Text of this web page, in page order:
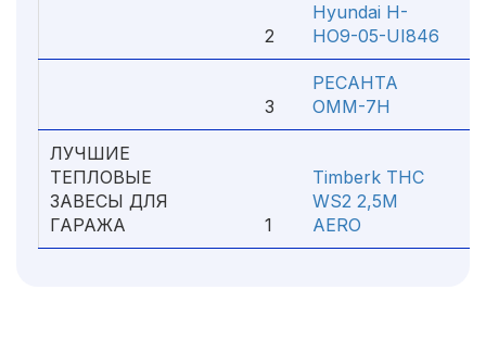
2
Hyundai H-
HO9-05-UI846
3
РЕСАНТА
ОММ-7Н
ЛУЧШИЕ
ТЕПЛОВЫЕ
ЗАВЕСЫ ДЛЯ
ГАРАЖА
1
Timberk THC
WS2 2,5M
AERO